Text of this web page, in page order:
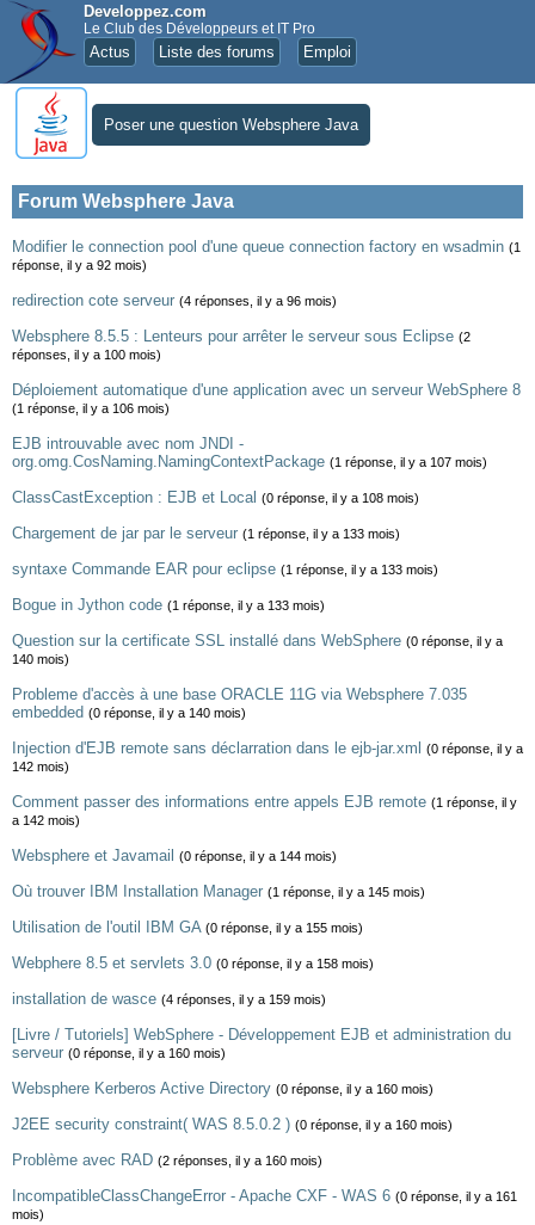
Developpez.com
Le Club des Développeurs et IT Pro
Actus Liste des forums Emploi
Poser une question Websphere Java
Forum Websphere Java
Modifier le connection pool d'une queue connection factory en wsadmin (1
réponse, il y a 92 mois)
redirection cote serveur (4 réponses, il y a 96 mois)
Websphere 8.5.5 : Lenteurs pour arrêter le serveur sous Eclipse (2
réponses, il y a 100 mois)
Déploiement automatique d'une application avec un serveur WebSphere 8
(1 réponse, il y a 106 mois)
EJB introuvable avec nom JNDI -
org.omg.CosNaming.NamingContextPackage (1 réponse, il y a 107 mois)
ClassCastException : EJB et Local (0 réponse, il y a 108 mois)
Chargement de jar par le serveur (1 réponse, il y a 133 mois)
syntaxe Commande EAR pour eclipse (1 réponse, il y a 133 mois)
Bogue in Jython code (1 réponse, il y a 133 mois)
Question sur la certificate SSL installé dans WebSphere (0 réponse, il y a
140 mois)
Probleme d'accès à une base ORACLE 11G via Websphere 7.035
embedded (0 réponse, il y a 140 mois)
Injection d'EJB remote sans déclarration dans le ejb-jar.xml
(0 réponse, il y a
142 mois)
Comment passer des informations entre appels EJB remote (1 réponse, il y
a 142 mois)
Websphere et Javamail (0 réponse, il y a 144 mois)
Où trouver IBM Installation Manager (1 réponse, il y a 145 mois)
Utilisation de l'outil IBM GA (0 réponse, il y a 155 mois)
Webphere 8.5 et servlets 3.0 (0 réponse, il y a 158 mois)
installation de wasce (4 réponses, il y a 159 mois)
[Livre / Tutoriels] WebSphere - Développement EJB et administration du
serveur (0 réponse, il y a 160 mois)
Websphere Kerberos Active Directory (0 réponse, il y a 160 mois)
J2EE security constraint( WAS 8.5.0.2 ) (0 réponse, il y a 160 mois)
Problème avec RAD (2 réponses, il y a 160 mois)
IncompatibleClassChangeError - Apache CXF - WAS 6 (0 réponse, il y a 161
mois)